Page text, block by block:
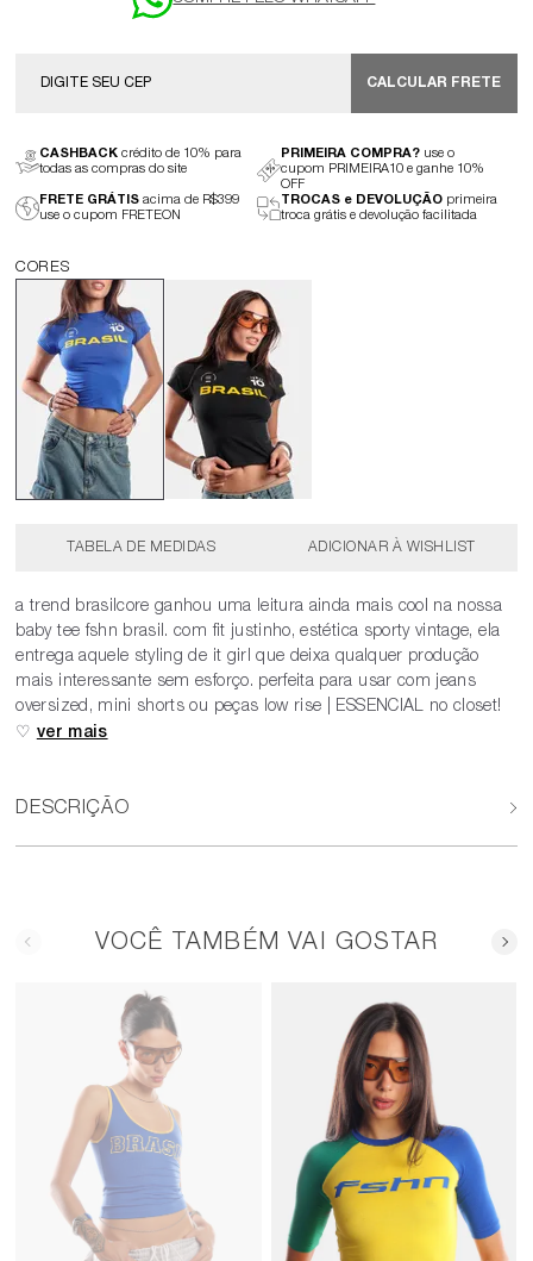
CALCULAR FRETE
CASHBACK crédito de 10% para
todas as compras do site
PRIMEIRA COMPRA? use o
cupom PRIMEIRA10 e ganhe 10%
OFF
FRETE GRÁTIS acima de R$399
use o cupom FRETEON
TROCAS e DEVOLUÇÃO primeira
troca grátis e devolução facilitada
TABELA DE MEDIDAS
a trend brasilcore ganhou uma leitura ainda mais cool na nossa
baby tee fshn brasil. com fit justinho, estética sporty vintage, ela
entrega aquele styling de it girl que deixa qualquer produção
mais interessante sem esforço. perfeita para usar com jeans
oversized, mini shorts ou peças low rise | ESSENCIAL no closet!
♡
DESCRIÇÃO
VOCÊ TAMBÉM VAI GOSTAR